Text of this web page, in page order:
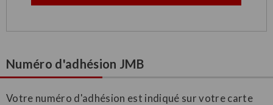
Numéro d'adhésion JMB
Votre numéro d'adhésion est indiqué sur votre carte